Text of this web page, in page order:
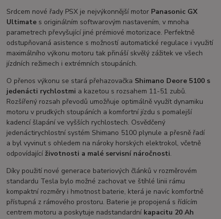
Srdcem nové řady PSX je nejvýkonnější motor Panasonic GX
Ultimate s originálním softwarovým nastavením, v mnoha
parametrech převyšující jiné prémiové motorizace. Perfektně
odstupňovaná asistence s možností automatické regulace i využití
maximálního výkonu motoru tak přináší skvělý zážitek ve všech
jízdních režimech i extrémních stoupáních.
O přenos výkonu se stará přehazovačka Shimano Deore 5100 s
jedenácti rychlostmi a kazetou s rozsahem 11-51 zubů.
Rozšířený rozsah převodů umožňuje optimálně využít dynamiku
motoru v prudkých stoupáních a komfortní jízdu s pomalejší
kadencí šlapání ve vyšších rychlostech. Osvědčený
jedenáctirychlostní systém Shimano 5100 plynule a přesně řadí
a byl vyvinut s ohledem na nároky horských elektrokol, včetně
odpovídajícíživotnosti a malé servisní náročnosti.
Díky použití nové generace bateriových článků v rozměrovém
standardu Tesla bylo možné zachovat ve štíhlé linii rámu
kompaktní rozměry i hmotnost baterie, která je navíc komfortně
přístupná z rámového prostoru. Baterie je propojená s řídícím
centrem motoru a poskytuje nadstandardní kapacitu 20 Ah